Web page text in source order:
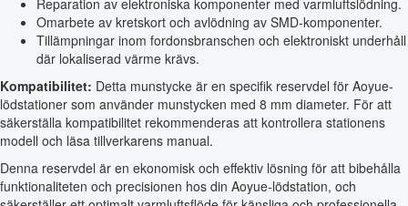
Omarbete av kretskort och avlödning av SMD-komponenter.
Tillämpningar inom fordonsbranschen och elektroniskt underhåll
där lokaliserad värme krävs.
Kompatibilitet: Detta munstycke är en specifik reservdel för Aoyue-
lödstationer som använder munstycken med 8 mm diameter. För att
säkerställa kompatibilitet rekommenderas att kontrollera stationens
modell och läsa tillverkarens manual.
Denna reservdel är en ekonomisk och effektiv lösning för att bibehålla
funktionaliteten och precisionen hos din Aoyue-lödstation, och